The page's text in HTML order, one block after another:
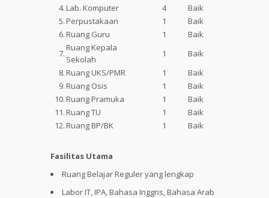
4.Lab. Komputer 4
Baik
5.Perpustakaan 1
Baik
6.Ruang Guru 1
Baik
7.
Ruang Kepala
Sekolah
1
Baik
8.Ruang UKS/PMR 1
Baik
9.Ruang Osis 1
Baik
10.Ruang Pramuka 1
Baik
11.Ruang TU 1
Baik
12.Ruang BP/BK 1 Baik
Fasilitas Utama
Ruang Belajar Reguler yang lengkap
Labor IT, IPA, Bahasa Inggris, Bahasa Arab